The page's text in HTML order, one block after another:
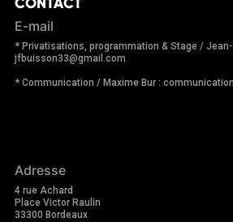
E-mail
* Privatisations, programmation & Stage /
jfbuisson33@gmail.com
* Communication / Maxime Bur :
Adresse
4 rue Achard
Place Victor Raulin
33300 Bordeaux